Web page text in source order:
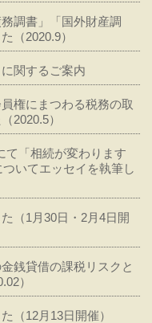
調書」「国外財産調
（2020.9）
関するご案内
権にまつわる税務の取
2020.5）
て「相続が変わります
ついてエッセイを執筆し
（1月30日・2月4日開
銭貸借の課税リスクと
）
（12月13日開催）